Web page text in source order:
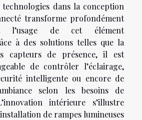
dans la conception
transforme profondément
l’usage de cet élément
à des solutions telles que la
capteurs de présence, il est
de contrôler l’éclairage,
intelligente ou encore de
selon les besoins de
intérieure s’illustre
de rampes lumineuses